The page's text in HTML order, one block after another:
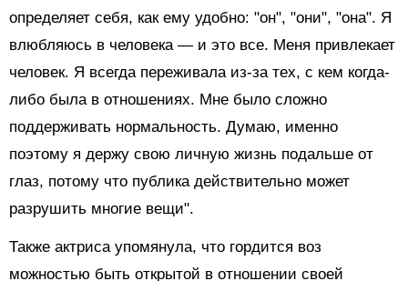
определяет себя, как ему удобно: "он", "они", "она". Я
влюбляюсь в человека — и это все. Меня привлекает
человек. Я всегда переживала из-за тех, с кем когда-
либо была в отношениях. Мне было сложно
поддерживать нормальность. Думаю, именно
поэтому я держу свою личную жизнь подальше от
глаз, потому что публика действительно может
разрушить многие вещи".
Также актриса упомянула, что гордится воз
можностью быть открытой в отношении своей